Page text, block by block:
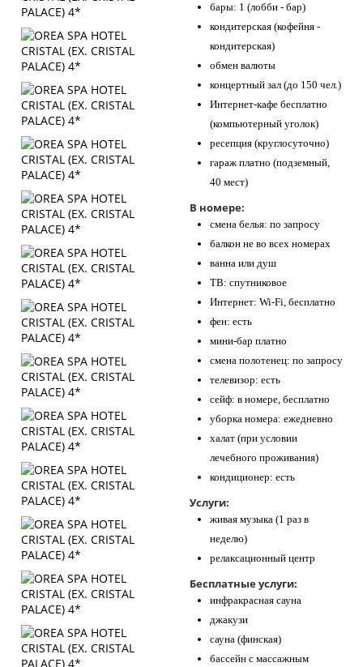
бары: 1 (лобби - бар)
кондитерская (кофейня -
кондитерская)
обмен валюты
концертный зал (до 150 чел.)
Интернет-кафе бесплатно
(компьютерный уголок)
ресепция (круглосуточно)
гараж платно (подземный,
40 мест)
В номере:
смена белья: по запросу
балкон не во всех номерах
ванна или душ
ТВ: спутниковое
Интернет: Wi-Fi, бесплатно
фен: есть
мини-бар платно
смена полотенец: по запросу
телевизор: есть
сейф: в номере, бесплатно
уборка номера: ежедневно
халат (при условии
лечебного проживания)
кондиционер: есть
Услуги:
живая музыка (1 раз в
неделю)
релаксационный центр
Бесплатные услуги:
инфракрасная сауна
джакузи
сауна (финская)
бассейн с массажным